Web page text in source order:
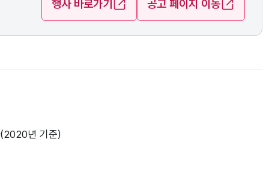
행사 바로가기 공고 페이지 이동
년 기준)